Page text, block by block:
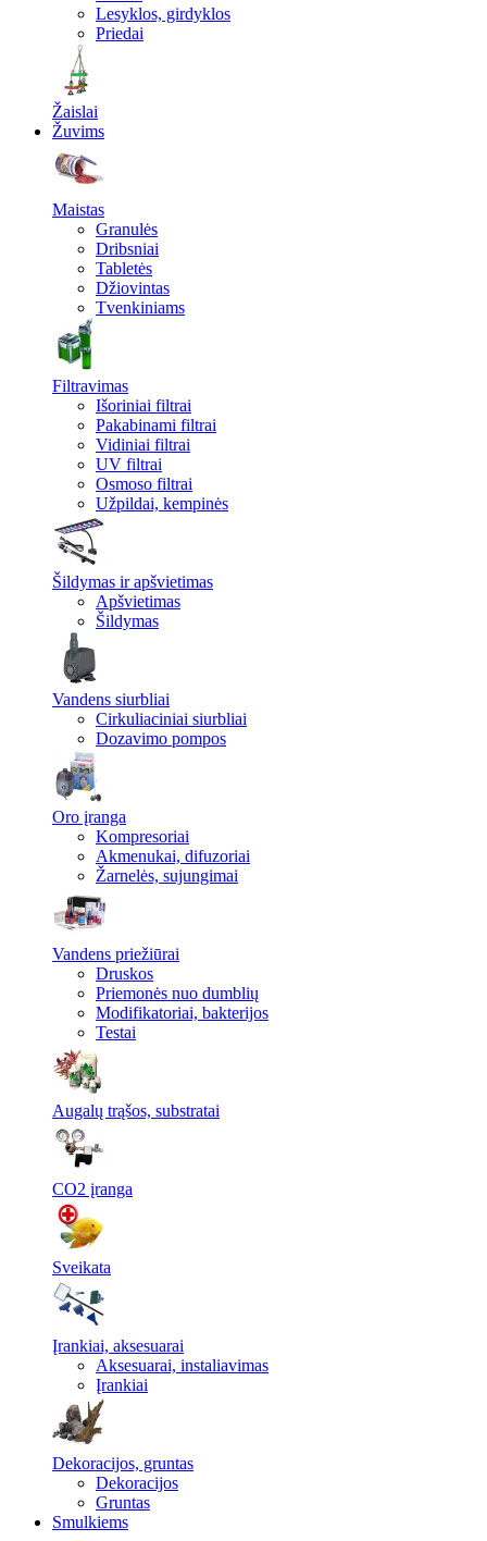
Lesyklos, girdyklos
Priedai
Žaislai
Žuvims
Maistas
Granulės
Dribsniai
Tabletės
Džiovintas
Tvenkiniams
Filtravimas
Išoriniai filtrai
Pakabinami filtrai
Vidiniai filtrai
UV filtrai
Osmoso filtrai
Užpildai, kempinės
Šildymas ir apšvietimas
Apšvietimas
Šildymas
Vandens siurbliai
Cirkuliaciniai siurbliai
Dozavimo pompos
Oro įranga
Kompresoriai
Akmenukai, difuzoriai
Žarnelės, sujungimai
Vandens priežiūrai
Druskos
Priemonės nuo dumblių
Modifikatoriai, bakterijos
Testai
Augalų trąšos, substratai
CO2 įranga
Sveikata
Įrankiai, aksesuarai
Aksesuarai, instaliavimas
Įrankiai
Dekoracijos, gruntas
Dekoracijos
Gruntas
Smulkiems